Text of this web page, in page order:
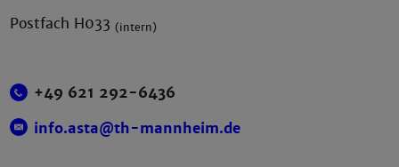
Postfach H033(intern)
+49 621 292-6436
info.asta@th-mannheim.de